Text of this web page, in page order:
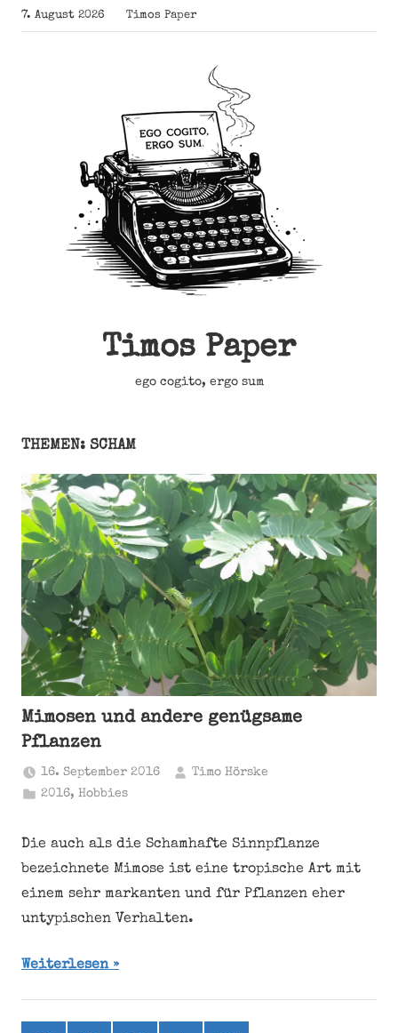
Zum
Inhalt
7. August 2026 Timos Paper
Timos Paper
ego cogito, ergo sum
THEMEN: SCHAM
Mimosen und andere genügsame
Pflanzen
16. September 2016
Timo Hörske
2016,Hobbies
Die auch als die Schamhafte Sinnpflanze
bezeichnete Mimose ist eine tropische Art mit
einem sehr markanten und für Pflanzen eher
untypischen Verhalten.
Weiterlesen